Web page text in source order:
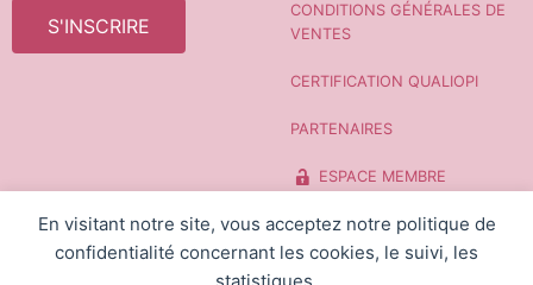
CONDITIONS GÉNÉRALES DE
VENTES
CERTIFICATION QUALIOPI
PARTENAIRES
ESPACE MEMBRE
CONTACT
S'INSCRIRE
En visitant notre site, vous acceptez notre politique de
confidentialité concernant les cookies, le suivi, les